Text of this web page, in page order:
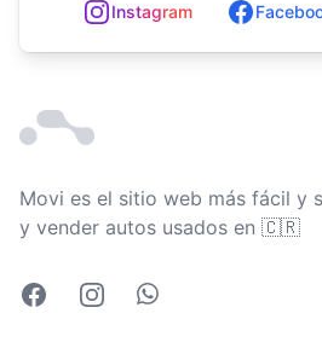
Instagram
Movi es el sitio web más fácil y
y vender autos usados en Costa
🇨🇷
FacebookInstagramWhatsapp